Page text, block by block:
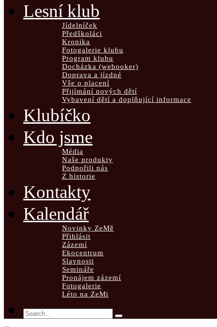
Lesní klub
Jídelníček
Předškoláci
Kronika
Fotogalerie klubu
Program klubu
Docházka (webooker)
Doprava a jízdné
Vše o placení
Přijímání nových dětí
Vybavení dětí a doplňující informace
Klubíčko
Kdo jsme
Média
Naše produkty
Podpořili nás
Z historie
Kontakty
Kalendář
Novinky ZeMě
Přihlásit
Zázemí
Ekocentrum
Slavnosti
Semináře
Pronájem zázemí
Fotogalerie
Léto na ZeMi